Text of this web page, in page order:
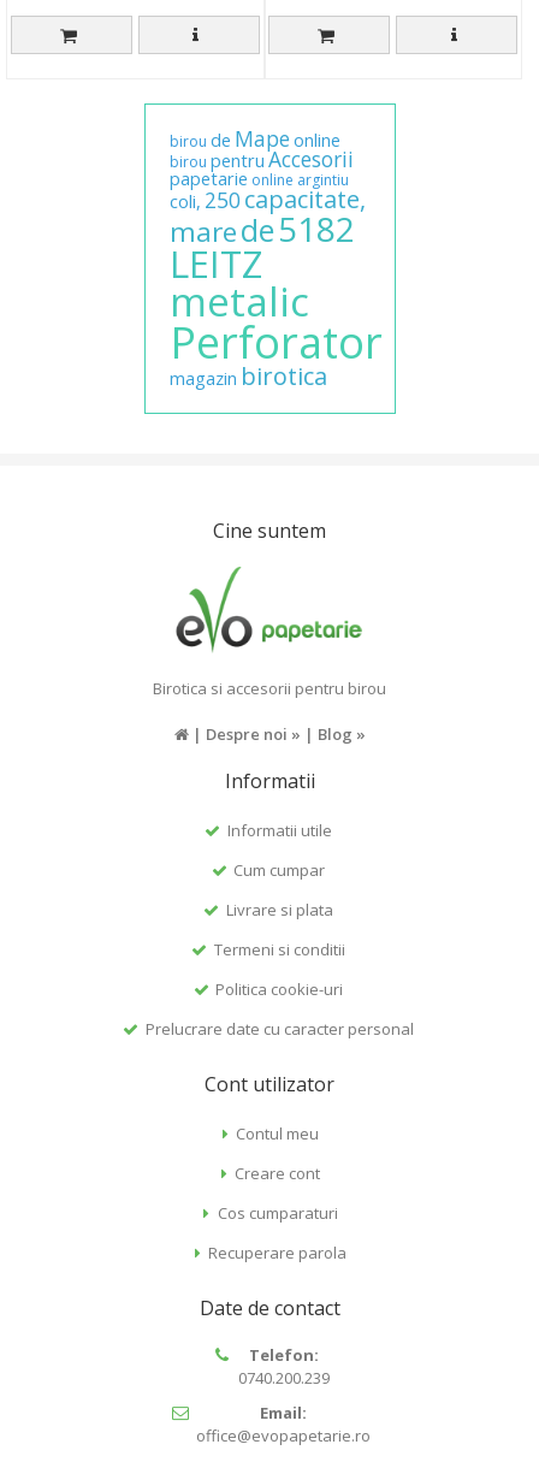
birou de Mapeonline
birou pentruAccesorii
papetarie online argintiu
coli, 250 capacitate,
marede5182
LEITZ
metalic
Perforator
magazin birotica
Cine suntem
Birotica si accesorii pentru birou
| Despre noi » | Blog »
Informatii
Informatii utile
Cum cumpar
Livrare si plata
Termeni si conditii
Politica cookie-uri
Prelucrare date cu caracter personal
Cont utilizator
Contul meu
Creare cont
Cos cumparaturi
Recuperare parola
Date de contact
Telefon:
0740.200.239
Email:
office@evopapetarie.ro